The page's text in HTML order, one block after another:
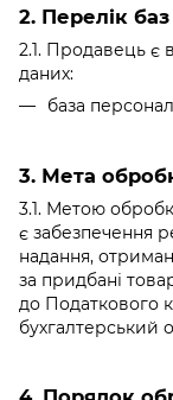
2. Перелік
2.1. Продавець є
даних:
база
3. Мета
3.1. Метою
є забезпечення
надання,
за придбані
до Податкового
бухгалтерський